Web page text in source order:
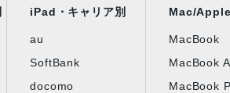
iPad・キャリア別
au
SoftBank
docomo
Mac/
MacBook
MacBook
MacBook